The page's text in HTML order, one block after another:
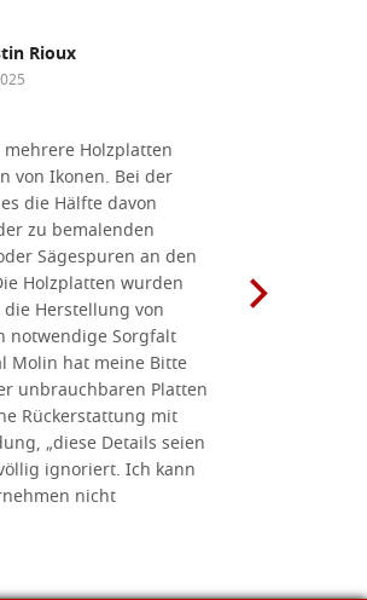
Rioux
Holzplatten
von Ikonen. Bei der
die Hälfte davon
zu bemalenden
Sägespuren an den
Holzplatten wurden
Herstellung von
notwendige Sorgfalt
Molin hat meine Bitte
unbrauchbaren Platten
Rückerstattung mit
„diese Details seien
ignoriert. Ich kann
nicht